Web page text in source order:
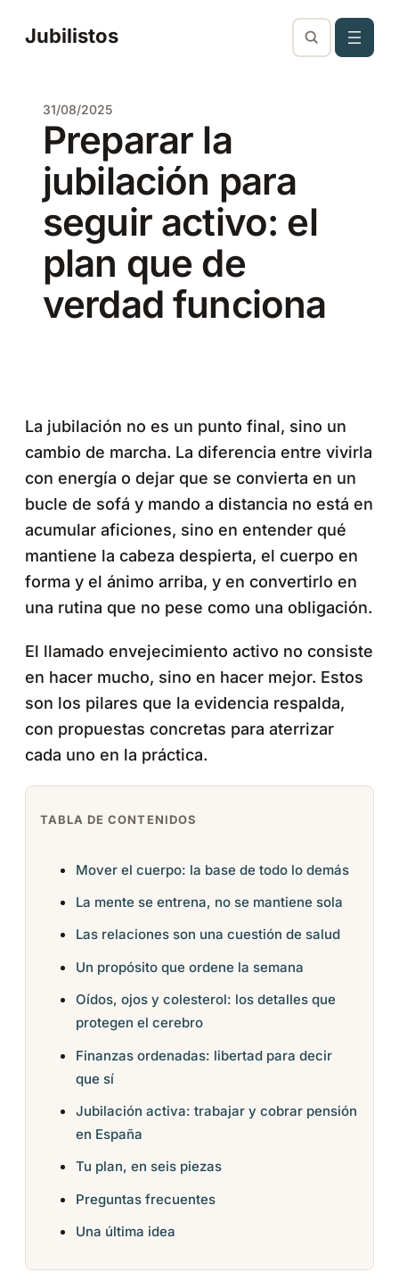
Jubilistos
31/08/2025
Preparar la
jubilación para
seguir activo: el
plan que de
verdad funciona
La jubilación no es un punto final, sino un
cambio de marcha. La diferencia entre vivirla
con energía o dejar que se convierta en un
bucle de sofá y mando a distancia no está en
acumular aficiones, sino en entender qué
mantiene la cabeza despierta, el cuerpo en
forma y el ánimo arriba, y en convertirlo en
una rutina que no pese como una obligación.
El llamado envejecimiento activo no consiste
en hacer mucho, sino en hacer mejor. Estos
son los pilares que la evidencia respalda,
con propuestas concretas para aterrizar
cada uno en la práctica.
TABLA DE CONTENIDOS
Mover el cuerpo: la base de todo lo demás
La mente se entrena, no se mantiene sola
Las relaciones son una cuestión de salud
Un propósito que ordene la semana
Oídos, ojos y colesterol: los detalles que
protegen el cerebro
Finanzas ordenadas: libertad para decir
que sí
Jubilación activa: trabajar y cobrar pensión
en España
Tu plan, en seis piezas
Preguntas frecuentes
Una última idea